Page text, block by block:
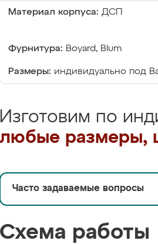
Материал корпуса: ДСП
Фурнитура: Boyard, Blum
Размеры: индивидуально под
Изготовим по
любые размеры,
Часто задаваемые вопросы
Схема работы